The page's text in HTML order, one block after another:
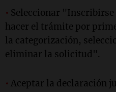
• Seleccionar "Inscribirse
hacer el trámite por
la categorización,
eliminar la solicitud".
• Aceptar la declaración